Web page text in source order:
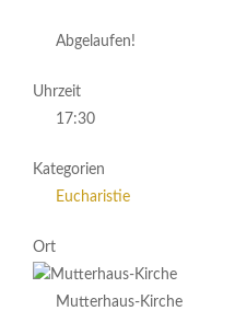
Abgelaufen!
Uhrzeit
17:30
Kategorien
Eucharistie
Ort
Mutterhaus-Kirche